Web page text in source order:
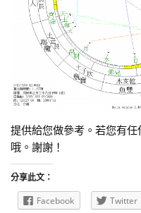
提供給您做參考。若您有
哦。謝謝！
分享此文：
Facebook Twitter